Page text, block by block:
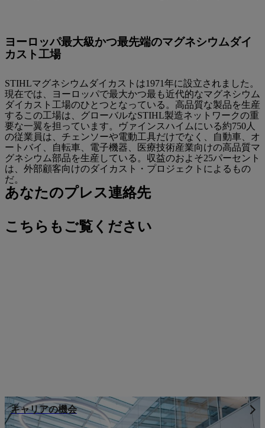
ヨーロッパ最大級かつ最先端のマグネシウムダイ
カスト工場
STIHLマグネシウムダイカストは1971年に設立されました。
現在では、ヨーロッパで最大かつ最も近代的なマグネシウム
ダイカスト工場のひとつとなっている。高品質な製品を生産
するこの工場は、グローバルなSTIHL製造ネットワークの重
要な一翼を担っています。ヴァインスハイムにいる約750人
の従業員は、チェンソーや電動工具だけでなく、自動車、オ
ートバイ、自転車、電子機器、医療技術産業向けの高品質マ
グネシウム部品を生産している。収益のおよそ25パーセント
は、外部顧客向けのダイカスト・プロジェクトによるもの
だ。
あなたのプレス連絡先
こちらもご覧ください
キャリアの機会